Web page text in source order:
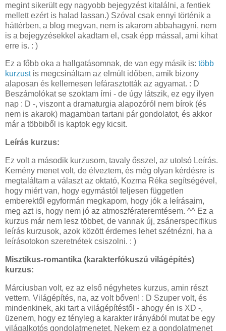
megint sikerült egy nagyobb bejegyzést kitalálni, a fentiek
mellett ezért is halad lassan.) Szóval csak ennyi történik a
háttérben, a blog megvan, nem is akarom abbahagyni, nem
is a bejegyzésekkel akadtam el, csak épp mással, ami kihat
erre is. : )
Ez a főbb oka a hallgatásomnak, de van egy másik is: több
kurzustis megcsináltam az elmúlt időben, amik bizony
alaposan és kellemesen lefárasztották az agyamat. : D
Beszámolókat se szoktam írni - de úgy látszik, ez egy ilyen
nap : D -, viszont a dramaturgia alapozóról nem bírok (és
nem is akarok) magamban tartani pár gondolatot, és akkor
már a többiből is kaptok egy kicsit.
Leírás kurzus:
Ez volt a második kurzusom, tavaly ősszel, az utolsó Leírás.
Kemény menet volt, de élveztem, és még olyan kérdésre is
megtaláltam a választ az oktató, Kozma Réka segítségével,
hogy miért van, hogy egymástól teljesen független
emberektől egyformán megkapom, hogy jók a leírásaim,
meg azt is, hogy nem jó az atmoszférateremtésem. ^^ Ez a
kurzus már nem lesz többet, de vannak új, zsánerspecifikus
leírás kurzusok, azok között érdemes lehet szétnézni, ha a
leírásotokon szeretnétek csiszolni. : )
Misztikus-romantika (karakterfókuszú világépítés)
kurzus:
Márciusban volt, ez az első négyhetes kurzus, amin részt
vettem. Világépítés, na, az volt bőven! : D Szuper volt, és
mindenkinek, aki tart a világépítéstől - ahogy én is XD -,
üzenem, hogy ez tényleg a karakter irányából mutat be egy
világalkotós gondolatmenetet. Nekem ez a gondolatmenet